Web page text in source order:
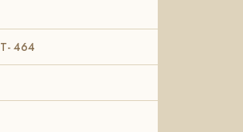
T- 464